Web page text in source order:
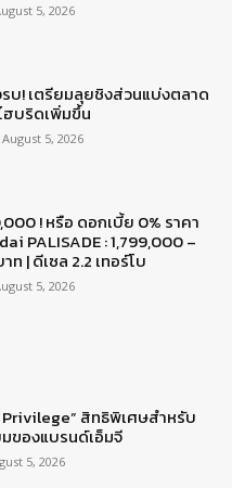
5, 2026
บ! เตรียมลุยชิงส่วนแบ่งตลาด
บริดเพิ่มขึ้น
August 5, 2026
! หรือ ดอกเบี้ย 0% ราคา
PALISADE : 1,799,000 –
ท | ดีเซล 2.2 เทอร์โบ
5, 2026
Privilege” สิทธิพิเศษสำหรับ
ของแบรนด์เอ็มจี
5, 2026